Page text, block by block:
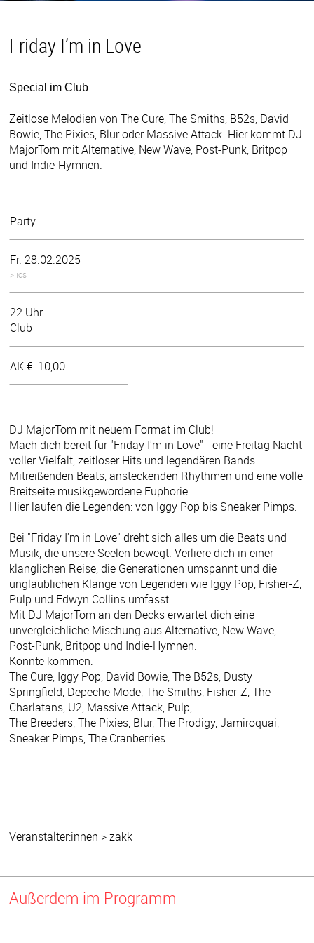
Friday I’m in Love
Special im Club
Zeitlose Melodien von The Cure, The Smiths, B52s, David
Bowie, The Pixies, Blur oder Massive Attack. Hier kommt DJ
MajorTom mit Alternative, New Wave, Post-Punk, Britpop
und Indie-Hymnen.
Party
Fr. 28.02.2025
>.ics
22 Uhr
Club
AK € 10,00
DJ MajorTom mit neuem Format im Club!
Mach dich bereit für "Friday I'm in Love" - eine Freitag Nacht
voller Vielfalt, zeitloser Hits und legendären Bands.
Mitreißenden Beats, ansteckenden Rhythmen und eine volle
Breitseite musikgewordene Euphorie.
Hier laufen die Legenden: von Iggy Pop bis Sneaker Pimps.
Bei "Friday I'm in Love" dreht sich alles um die Beats und
Musik, die unsere Seelen bewegt. Verliere dich in einer
klanglichen Reise, die Generationen umspannt und die
unglaublichen Klänge von Legenden wie Iggy Pop, Fisher-Z,
Pulp und Edwyn Collins umfasst.
Mit DJ MajorTom an den Decks erwartet dich eine
unvergleichliche Mischung aus Alternative, New Wave,
Post-Punk, Britpop und Indie-Hymnen.
Könnte kommen:
The Cure, Iggy Pop, David Bowie, The B52s, Dusty
Springfield, Depeche Mode, The Smiths, Fisher-Z, The
Charlatans, U2, Massive Attack, Pulp,
The Breeders, The Pixies, Blur, The Prodigy, Jamiroquai,
Sneaker Pimps, The Cranberries
Veranstalter:innen > zakk
Außerdem im Programm